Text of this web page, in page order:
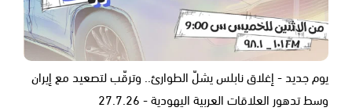
يوم جديد - إغلاق نابلس يشلّ الطوارئ.. وترقّب لتصعيد مع إيران
وسط تدهور العلاقات العربية اليهودية - 27.7.26